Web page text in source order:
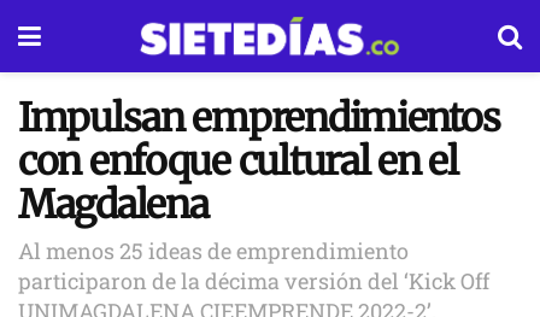
Impulsan emprendimientos
con enfoque cultural en el
Magdalena
Al menos 25 ideas de emprendimiento
participaron de la décima versión del ‘Kick Off
UNIMAGDALENA CIEEMPRENDE 2022-2’.